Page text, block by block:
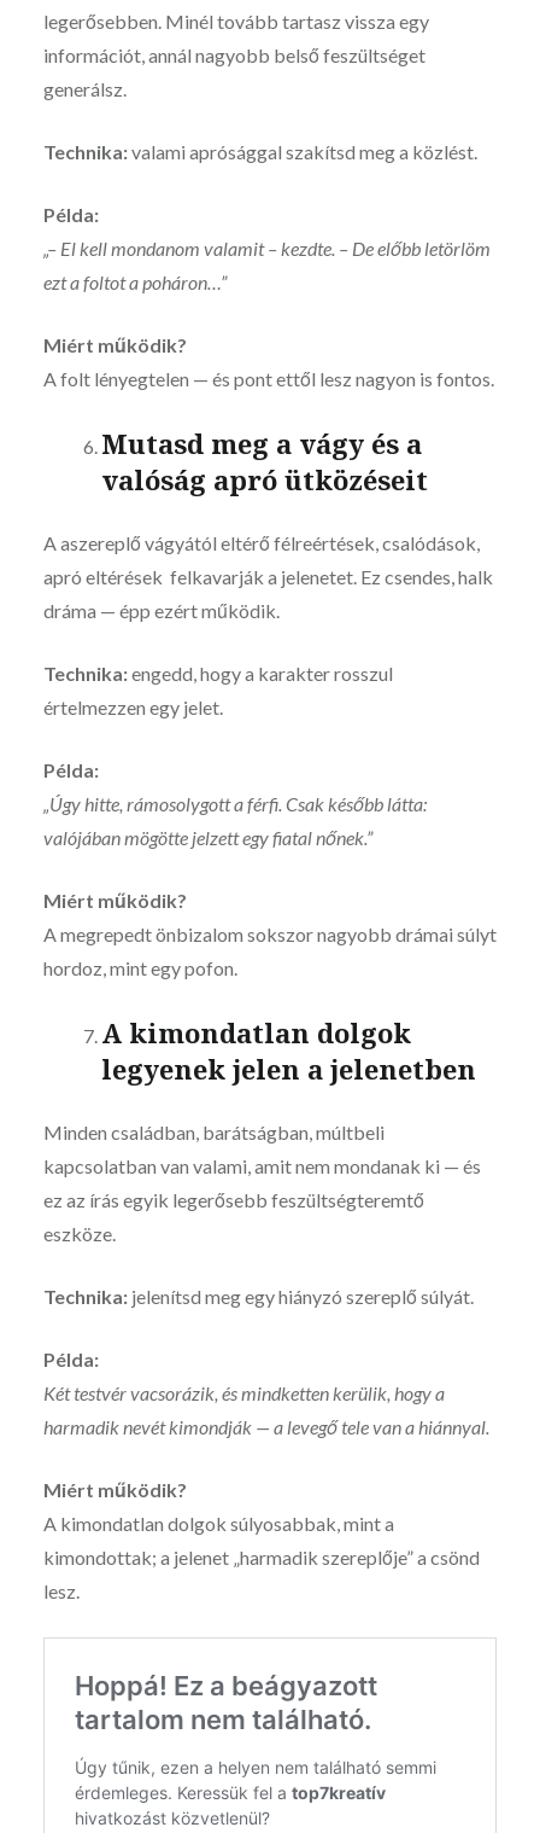
legerősebben. Minél tovább tartasz vissza egy
információt, annál nagyobb belső feszültséget
generálsz.
Technika:valami aprósággal szakítsd meg a közlést.
Példa:
„– El kell mondanom valamit – kezdte. – De előbb letörlöm
ezt a foltot a poháron…”
Miért működik?
A folt lényegtelen — és pont ettől lesz nagyon is fontos.
Mutasd meg a vágy és a
valóság apró ütközéseit
A aszereplő vágyától eltérő félreértések, csalódások,
apró eltérések felkavarják a jelenetet. Ez csendes, halk
dráma — épp ezért működik.
Technika:engedd, hogy a karakter rosszul
értelmezzen egy jelet.
Példa:
„Úgy hitte, rámosolygott a férfi. Csak később látta:
valójában mögötte jelzett egy fiatal nőnek.”
Miért működik?
A megrepedt önbizalom sokszor nagyobb drámai súlyt
hordoz, mint egy pofon.
A kimondatlan dolgok
legyenek jelen a jelenetben
Minden családban, barátságban, múltbeli
kapcsolatban van valami, amit nem mondanak ki — és
ez az írás egyik legerősebb feszültségteremtő
eszköze.
Technika:jelenítsd meg egy hiányzó szereplő súlyát.
Példa:
Két testvér vacsorázik, és mindketten kerülik, hogy a
harmadik nevét kimondják — a levegő tele van a hiánnyal.
Miért működik?
A kimondatlan dolgok súlyosabbak, mint a
kimondottak; a jelenet „harmadik szereplője” a csönd
lesz.